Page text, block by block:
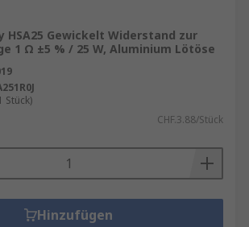
HSA25 Gewickelt Widerstand zur
1 Ω ±5 % / 25 W, Aluminium Lötöse
Stück)
CHF.3.88/Stück
Hinzufügen